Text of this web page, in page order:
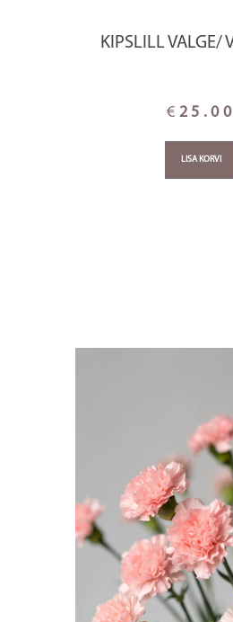
KIPSLILL VALGE/
€ 25.00
LISA KORVI